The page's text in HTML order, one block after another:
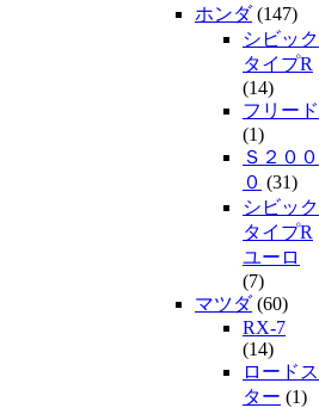
ホンダ(147)
シビック
タイプR
(14)
フリード
(1)
Ｓ２００
０ (31)
シビック
タイプR
ユーロ
(7)
マツダ(60)
RX-7
(14)
ロードス
ター (1)